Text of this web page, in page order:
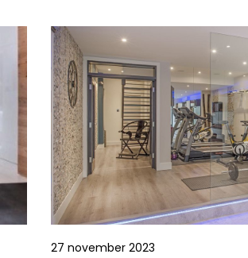
27 november 2023